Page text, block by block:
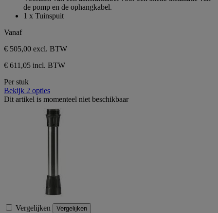
de pomp en de ophangkabel.
1 x Tuinspuit
Vanaf
€ 505,00 excl. BTW
€ 611,05 incl. BTW
Per stuk
Bekijk 2 opties
Dit artikel is momenteel niet beschikbaar
Vergelijken Vergelijken